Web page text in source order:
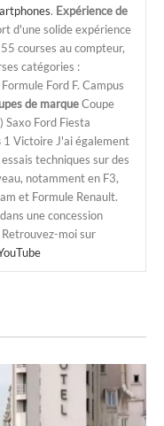
. Expérience de
d'une solide expérience
courses au compteur,
catégories :
Formule Ford F. Campus
de marqueCoupe
Saxo Ford Fiesta
1 Victoire J'ai également
techniques sur des
notamment en F3,
et Formule Renault.
une concession
moi sur